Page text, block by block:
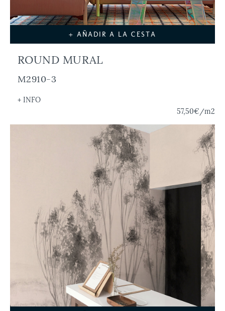
+ AÑADIR A LA CESTA
ROUND MURAL
M2910-3
+ INFO
57,50€/m2